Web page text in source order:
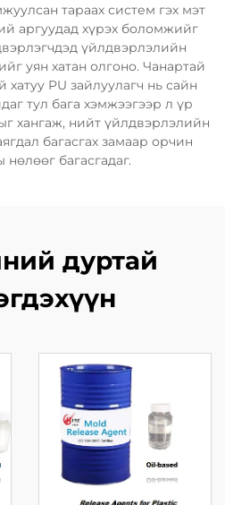
тараах систем гэх мэт
аргуудад хүрэх боломжийг
үйлдвэрлэлийн
уян хатан олгоно. Чанартай
хатуу PU зайлуулагч нь сайн
тул бага хэмжээгээр л үр
хангаж, нийт үйлдвэрлэлийн
багасгах замаар орчин
багасгадаг.
дуртай